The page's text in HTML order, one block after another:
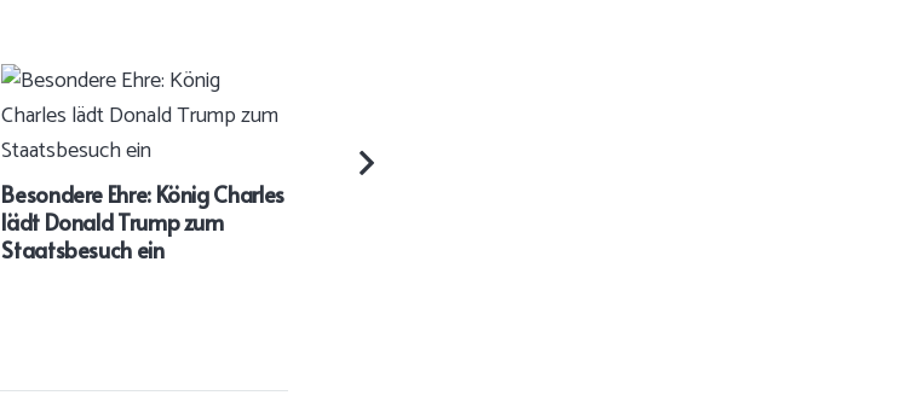
Besondere Ehre: König Charles
lädt Donald Trump zum
Staatsbesuch ein